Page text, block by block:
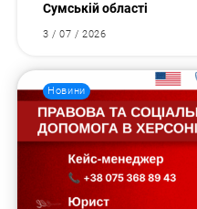
Сумській області
3 / 07 / 2026
Новини